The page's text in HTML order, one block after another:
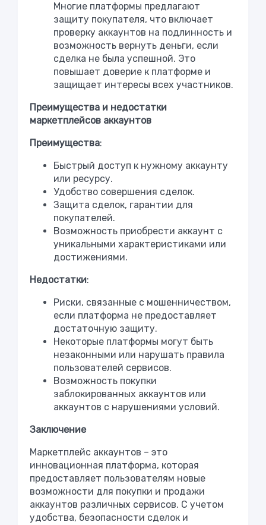
Многие платформы предлагают
защиту покупателя, что включает
проверку аккаунтов на подлинность и
возможность вернуть деньги, если
сделка не была успешной. Это
повышает доверие к платформе и
защищает интересы всех участников.
Преимущества и недостатки
маркетплейсов аккаунтов
Преимущества:
Быстрый доступ к нужному аккаунту
или ресурсу.
Удобство совершения сделок.
Защита сделок, гарантии для
покупателей.
Возможность приобрести аккаунт с
уникальными характеристиками или
достижениями.
Недостатки:
Риски, связанные с мошенничеством,
если платформа не предоставляет
достаточную защиту.
Некоторые платформы могут быть
незаконными или нарушать правила
пользователей сервисов.
Возможность покупки
заблокированных аккаунтов или
аккаунтов с нарушениями условий.
Заключение
Маркетплейс аккаунтов – это
инновационная платформа, которая
предоставляет пользователям новые
возможности для покупки и продажи
аккаунтов различных сервисов. С учетом
удобства, безопасности сделок и